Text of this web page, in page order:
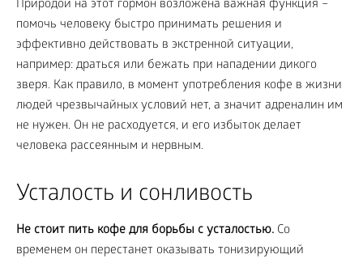
Природой на этот гормон возложена важная функция –
помочь человеку быстро принимать решения и
эффективно действовать в экстренной ситуации,
например: драться или бежать при нападении дикого
зверя. Как правило, в момент употребления кофе в жизни
людей чрезвычайных условий нет, а значит адреналин им
не нужен. Он не расходуется, и его избыток делает
человека рассеянным и нервным.
Усталость и сонливость
Не стоит пить кофе для борьбы с усталостью. Со
временем он перестанет оказывать тонизирующий